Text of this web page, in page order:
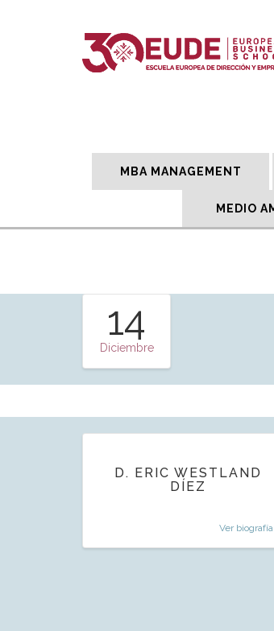
MBA MANAGEMENT
MEDIO
14
Diciembre
D. ERIC WESTLAND
DÍEZ
Ver biografía